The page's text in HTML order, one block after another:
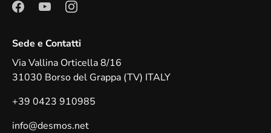
Sede e Contatti
Via Vallina Orticella 8/16
31030 Borso del Grappa (TV) ITALY
+39 0423 910985
info@desmos.net